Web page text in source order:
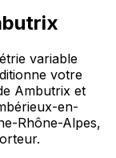
variable
votre
Ambutrix et
en-
Rhône-Alpes,